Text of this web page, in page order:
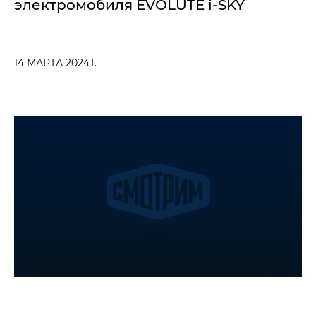
электромобиля EVOLUTE i‑SKY
14 МАРТА 2024 Г.